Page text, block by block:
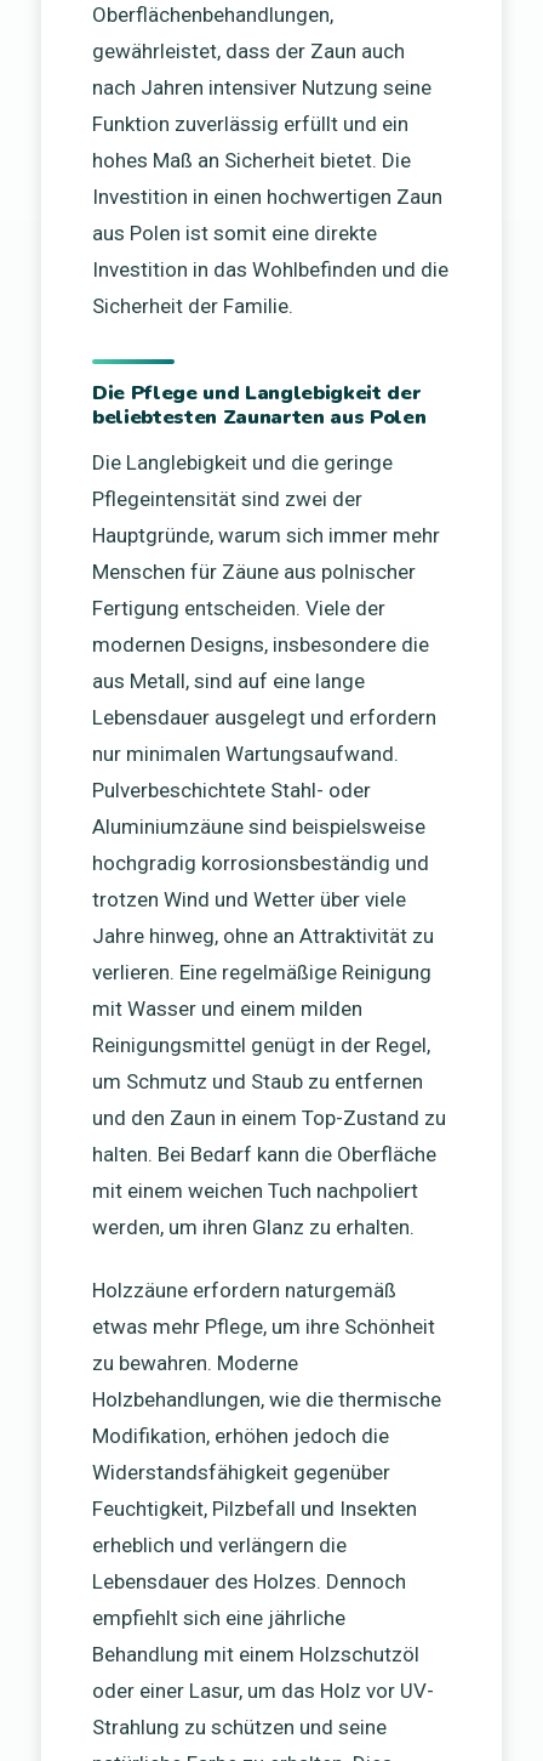
Oberflächenbehandlungen,
gewährleistet, dass der Zaun auch
nach Jahren intensiver Nutzung seine
Funktion zuverlässig erfüllt und ein
hohes Maß an Sicherheit bietet. Die
Investition in einen hochwertigen Zaun
aus Polen ist somit eine direkte
Investition in das Wohlbefinden und die
Sicherheit der Familie.
Die Pflege und Langlebigkeit der
beliebtesten Zaunarten aus Polen
Die Langlebigkeit und die geringe
Pflegeintensität sind zwei der
Hauptgründe, warum sich immer mehr
Menschen für Zäune aus polnischer
Fertigung entscheiden. Viele der
modernen Designs, insbesondere die
aus Metall, sind auf eine lange
Lebensdauer ausgelegt und erfordern
nur minimalen Wartungsaufwand.
Pulverbeschichtete Stahl- oder
Aluminiumzäune sind beispielsweise
hochgradig korrosionsbeständig und
trotzen Wind und Wetter über viele
Jahre hinweg, ohne an Attraktivität zu
verlieren. Eine regelmäßige Reinigung
mit Wasser und einem milden
Reinigungsmittel genügt in der Regel,
um Schmutz und Staub zu entfernen
und den Zaun in einem Top-Zustand zu
halten. Bei Bedarf kann die Oberfläche
mit einem weichen Tuch nachpoliert
werden, um ihren Glanz zu erhalten.
Holzzäune erfordern naturgemäß
etwas mehr Pflege, um ihre Schönheit
zu bewahren. Moderne
Holzbehandlungen, wie die thermische
Modifikation, erhöhen jedoch die
Widerstandsfähigkeit gegenüber
Feuchtigkeit, Pilzbefall und Insekten
erheblich und verlängern die
Lebensdauer des Holzes. Dennoch
empfiehlt sich eine jährliche
Behandlung mit einem Holzschutzöl
oder einer Lasur, um das Holz vor UV-
Strahlung zu schützen und seine